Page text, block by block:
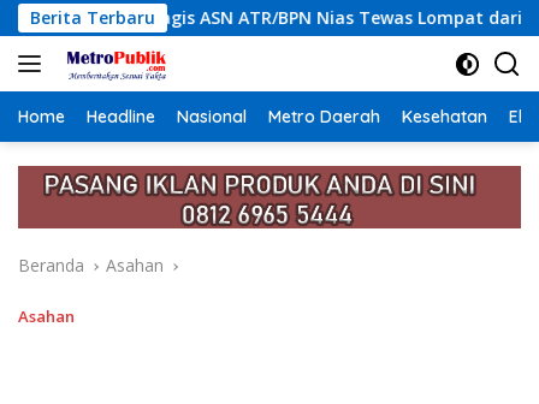
Langsung
ke
konten
Berita Terbaru
ATR/BPN Nias Tewas Lompat dari Lantai 12 Apartemen,
Home Headline Nasional Metro Daerah Kesehatan
Beranda Asahan
Asahan